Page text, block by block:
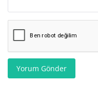
Yorum Gönder